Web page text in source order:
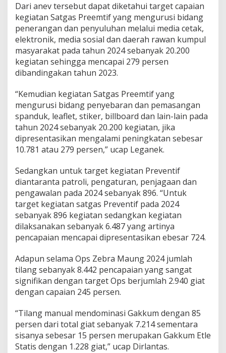
n
g
S
i
g
n
i
f
k
a
n
Dari anev tersebut dapat diketahui target capaian
kegiatan Satgas Preemtif yang mengurusi bidang
penerangan dan penyuluhan melalui media cetak,
elektronik, media sosial dan daerah rawan kumpul
masyarakat pada tahun 2024 sebanyak 20.200
kegiatan sehingga mencapai 279 persen
dibandingakan tahun 2023.
“Kemudian kegiatan Satgas Preemtif yang
mengurusi bidang penyebaran dan pemasangan
spanduk, leaflet, stiker, billboard dan lain-lain pada
tahun 2024 sebanyak 20.200 kegiatan, jika
dipresentasikan mengalami peningkatan sebesar
10.781 atau 279 persen,” ucap Leganek.
Sedangkan untuk target kegiatan Preventif
diantaranta patroli, pengaturan, penjagaan dan
pengawalan pada 2024 sebanyak 896. “Untuk
target kegiatan satgas Preventif pada 2024
sebanyak 896 kegiatan sedangkan kegiatan
dilaksanakan sebanyak 6.487 yang artinya
pencapaian mencapai dipresentasikan ebesar 724.
Adapun selama Ops Zebra Maung 2024 jumlah
tilang sebanyak 8.442 pencapaian yang sangat
signifikan dengan target Ops berjumlah 2.940 giat
dengan capaian 245 persen.
“Tilang manual mendominasi Gakkum dengan 85
persen dari total giat sebanyak 7.214 sementara
sisanya sebesar 15 persen merupakan Gakkum Etle
Statis dengan 1.228 giat,” ucap Dirlantas.